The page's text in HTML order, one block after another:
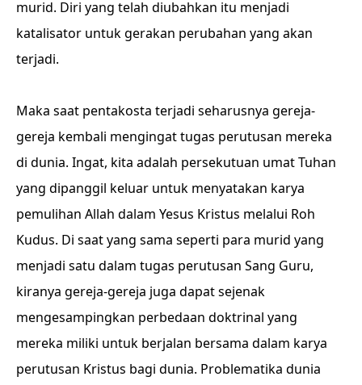
murid. Diri yang telah diubahkan itu menjadi
katalisator untuk gerakan perubahan yang akan
terjadi.
Maka saat pentakosta terjadi seharusnya gereja-
gereja kembali mengingat tugas perutusan mereka
di dunia. Ingat, kita adalah persekutuan umat Tuhan
yang dipanggil keluar untuk menyatakan karya
pemulihan Allah dalam Yesus Kristus melalui Roh
Kudus. Di saat yang sama seperti para murid yang
menjadi satu dalam tugas perutusan Sang Guru,
kiranya gereja-gereja juga dapat sejenak
mengesampingkan perbedaan doktrinal yang
mereka miliki untuk berjalan bersama dalam karya
perutusan Kristus bagi dunia. Problematika dunia